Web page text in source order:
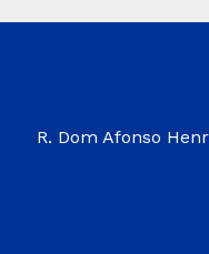
de
R. Dom Afonso